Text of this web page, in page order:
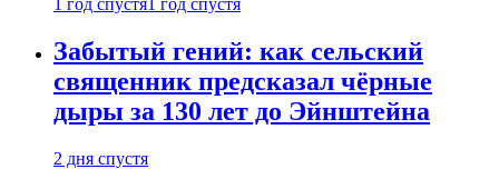
1 год спустя 1 год спустя
Забытый гений: как сельский
священник предсказал чёрные
дыры за 130 лет до Эйнштейна
2 дня спустя